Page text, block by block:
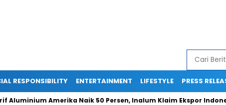
RESPONSIBILITY ENTERTAINMENT LIFESTYLE PRESS
Amerika Naik 50 Persen, Inalum Klaim Ekspor